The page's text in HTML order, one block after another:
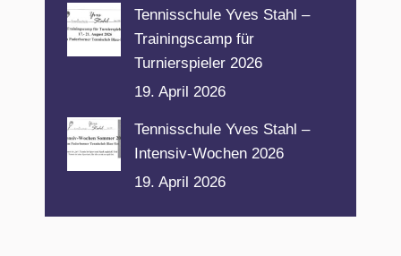
Tennisschule Yves Stahl –
Trainingscamp für
Turnierspieler 2026
19. April 2026
Tennisschule Yves Stahl –
Intensiv-Wochen 2026
19. April 2026